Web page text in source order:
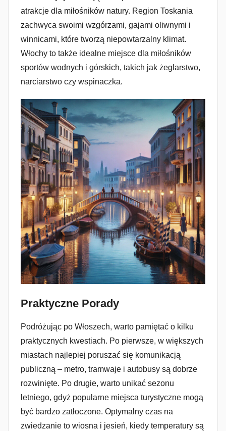
atrakcje dla miłośników natury. Region Toskania
zachwyca swoimi wzgórzami, gajami oliwnymi i
winnicami, które tworzą niepowtarzalny klimat.
Włochy to także idealne miejsce dla miłośników
sportów wodnych i górskich, takich jak żeglarstwo,
narciarstwo czy wspinaczka.
Praktyczne Porady
Podróżując po Włoszech, warto pamiętać o kilku
praktycznych kwestiach. Po pierwsze, w większych
miastach najlepiej poruszać się komunikacją
publiczną – metro, tramwaje i autobusy są dobrze
rozwinięte. Po drugie, warto unikać sezonu
letniego, gdyż popularne miejsca turystyczne mogą
być bardzo zatłoczone. Optymalny czas na
zwiedzanie to wiosna i jesień, kiedy temperatury są